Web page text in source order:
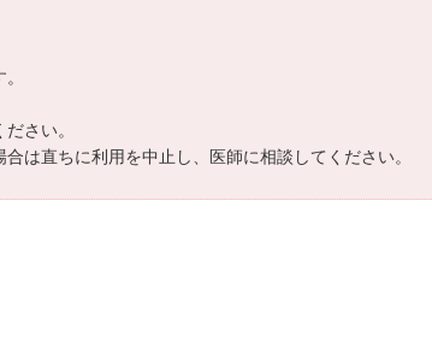
さい。
は直ちに利用を中止し、医師に相談してください。